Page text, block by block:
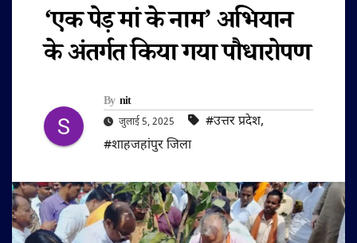
‘एक पेड़ मां के नाम’ अभियान
के अंतर्गत किया गया पौधारोपण
By nit
जुलाई 5, 2025 #उत्तर प्रदेश,
#शाहजहांपुर जिला